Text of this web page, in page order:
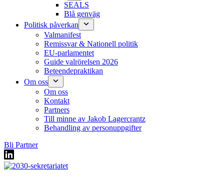
SEALS
Blå genväg
Politisk påverkan
Valmanifest
Remissvar & Nationell politik
EU-parlamentet
Guide valrörelsen 2026
Beteendepraktikan
Om oss
Om oss
Kontakt
Partners
Till minne av Jakob Lagercrantz
Behandling av personuppgifter
Bli Partner